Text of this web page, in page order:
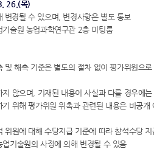
26.(목)
변경될 수 있으며, 변경사항은 별도 통보
술원 농업과학연구관 2층 미팅룸
및 해촉 기준은 별도의 절차 없이 평가위원으
않으며, 기재된 내용이 사실과 다를 경우에
위해 평가위원 위촉과 관련된 내용은 비공
위원에 대해 수당지급 기준에 따라 참석수당 지
기술원의 사정에 의해 변경될 수 있음